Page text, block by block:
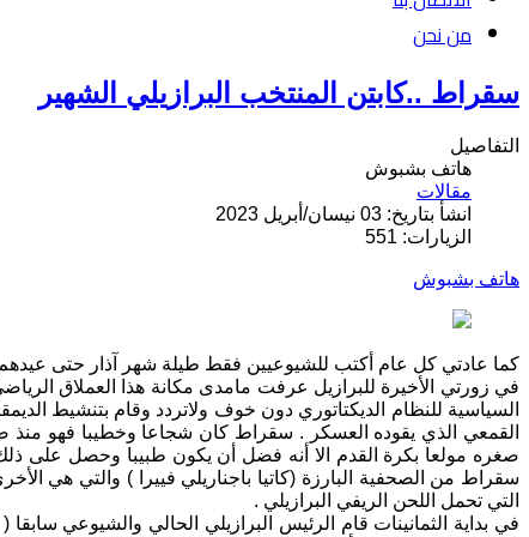
من نحن
سقراط ..كابتن المنتخب البرازيلي الشهير
التفاصيل
هاتف بشبوش
مقالات
انشأ بتاريخ: 03 نيسان/أبريل 2023
الزيارات: 551
هاتف بشبوش
كما عادتي كل عام أكتب للشيوعيين فقط طيلة شهر آذار حتى عيدهم الأغر
في زورتي الأخيرة للبرازيل عرفت مامدى مكانة هذا العملاق
السياسية للنظام الديكتاتوري دون خوف ولاتردد وقام بتنشيط
القمعي الذي يقوده العسكر . سقراط كان شجاعا وخطيبا فهو
سقراط من الصحفية البارزة (كاتيا باجناريلي فييرا ) والتي هي
التي تحمل اللحن الريفي البرازيلي .
في بداية الثمانينات قام الرئيس البرازيلي الحالي والشيوعي